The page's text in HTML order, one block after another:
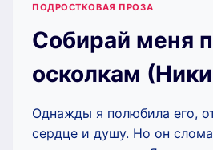
ПОДРОСТКОВАЯ ПРОЗА
Собирай меня
осколкам
Однажды я полюбила его,
сердце и душу. Но он